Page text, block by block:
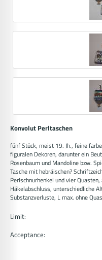
Konvolut Perltaschen
fünf Stück, meist 19. Jh., feine
figuralen Dekoren, darunter ein
Rosenbaum und Mandoline bzw.
Tasche mit hebräischen?
Perlschnurhenkel und vier
Häkelabschluss, unterschiedliche
Substanzverluste, L max. ohne
Limit:
Acceptance: